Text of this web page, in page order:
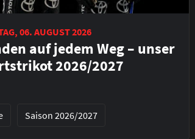
06. AUGUST 2026
auf jedem Weg – unser
2026/2027
Saison 2026/2027